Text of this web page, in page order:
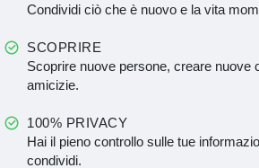
Condividi ciò che è nuovo e la vita
SCOPRIRE
Scoprire nuove persone, creare nuove
amicizie.
100% PRIVACY
Hai il pieno controllo sulle tue
condividi.